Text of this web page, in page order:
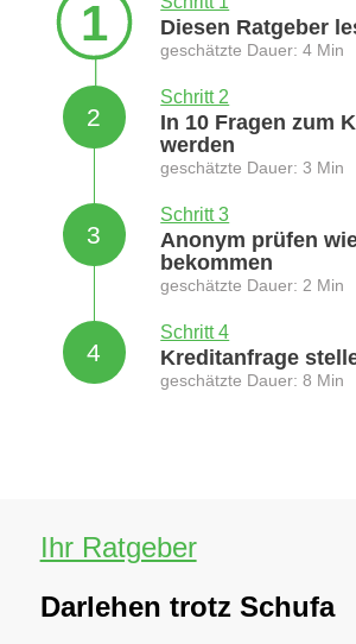
1 Diesen Ratgeber
geschätzte Dauer: 4 Min
2
Schritt 2
In 10 Fragen zum
werden
geschätzte Dauer: 3 Min
3
Schritt 3
Anonym prüfen
bekommen
geschätzte Dauer: 2 Min
4
Schritt 4
Kreditanfrage
geschätzte Dauer: 8 Min
Ihr Ratgeber
Darlehen trotz Schufa